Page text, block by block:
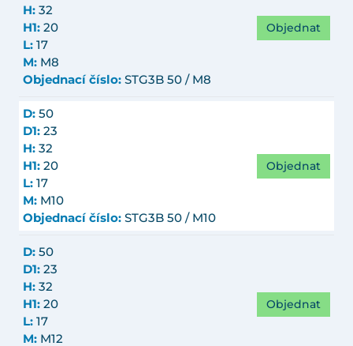
H: 32
H1: 20
L: 17
M: M8
Objednací číslo: STG3B 50 / M8
Objednat
D: 50
D1: 23
H: 32
H1: 20
L: 17
M: M10
Objednací číslo: STG3B 50 / M10
Objednat
D: 50
D1: 23
H: 32
H1: 20
L: 17
M: M12
Objednat